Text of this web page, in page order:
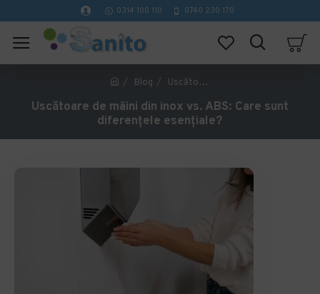
0314 100 110 0740 230 170
Blog Uscătoare de mâini din inox vs. ABS: Care sunt diferențele esențiale?
Uscătoare de mâini din inox vs. ABS: Care sunt
diferențele esențiale?